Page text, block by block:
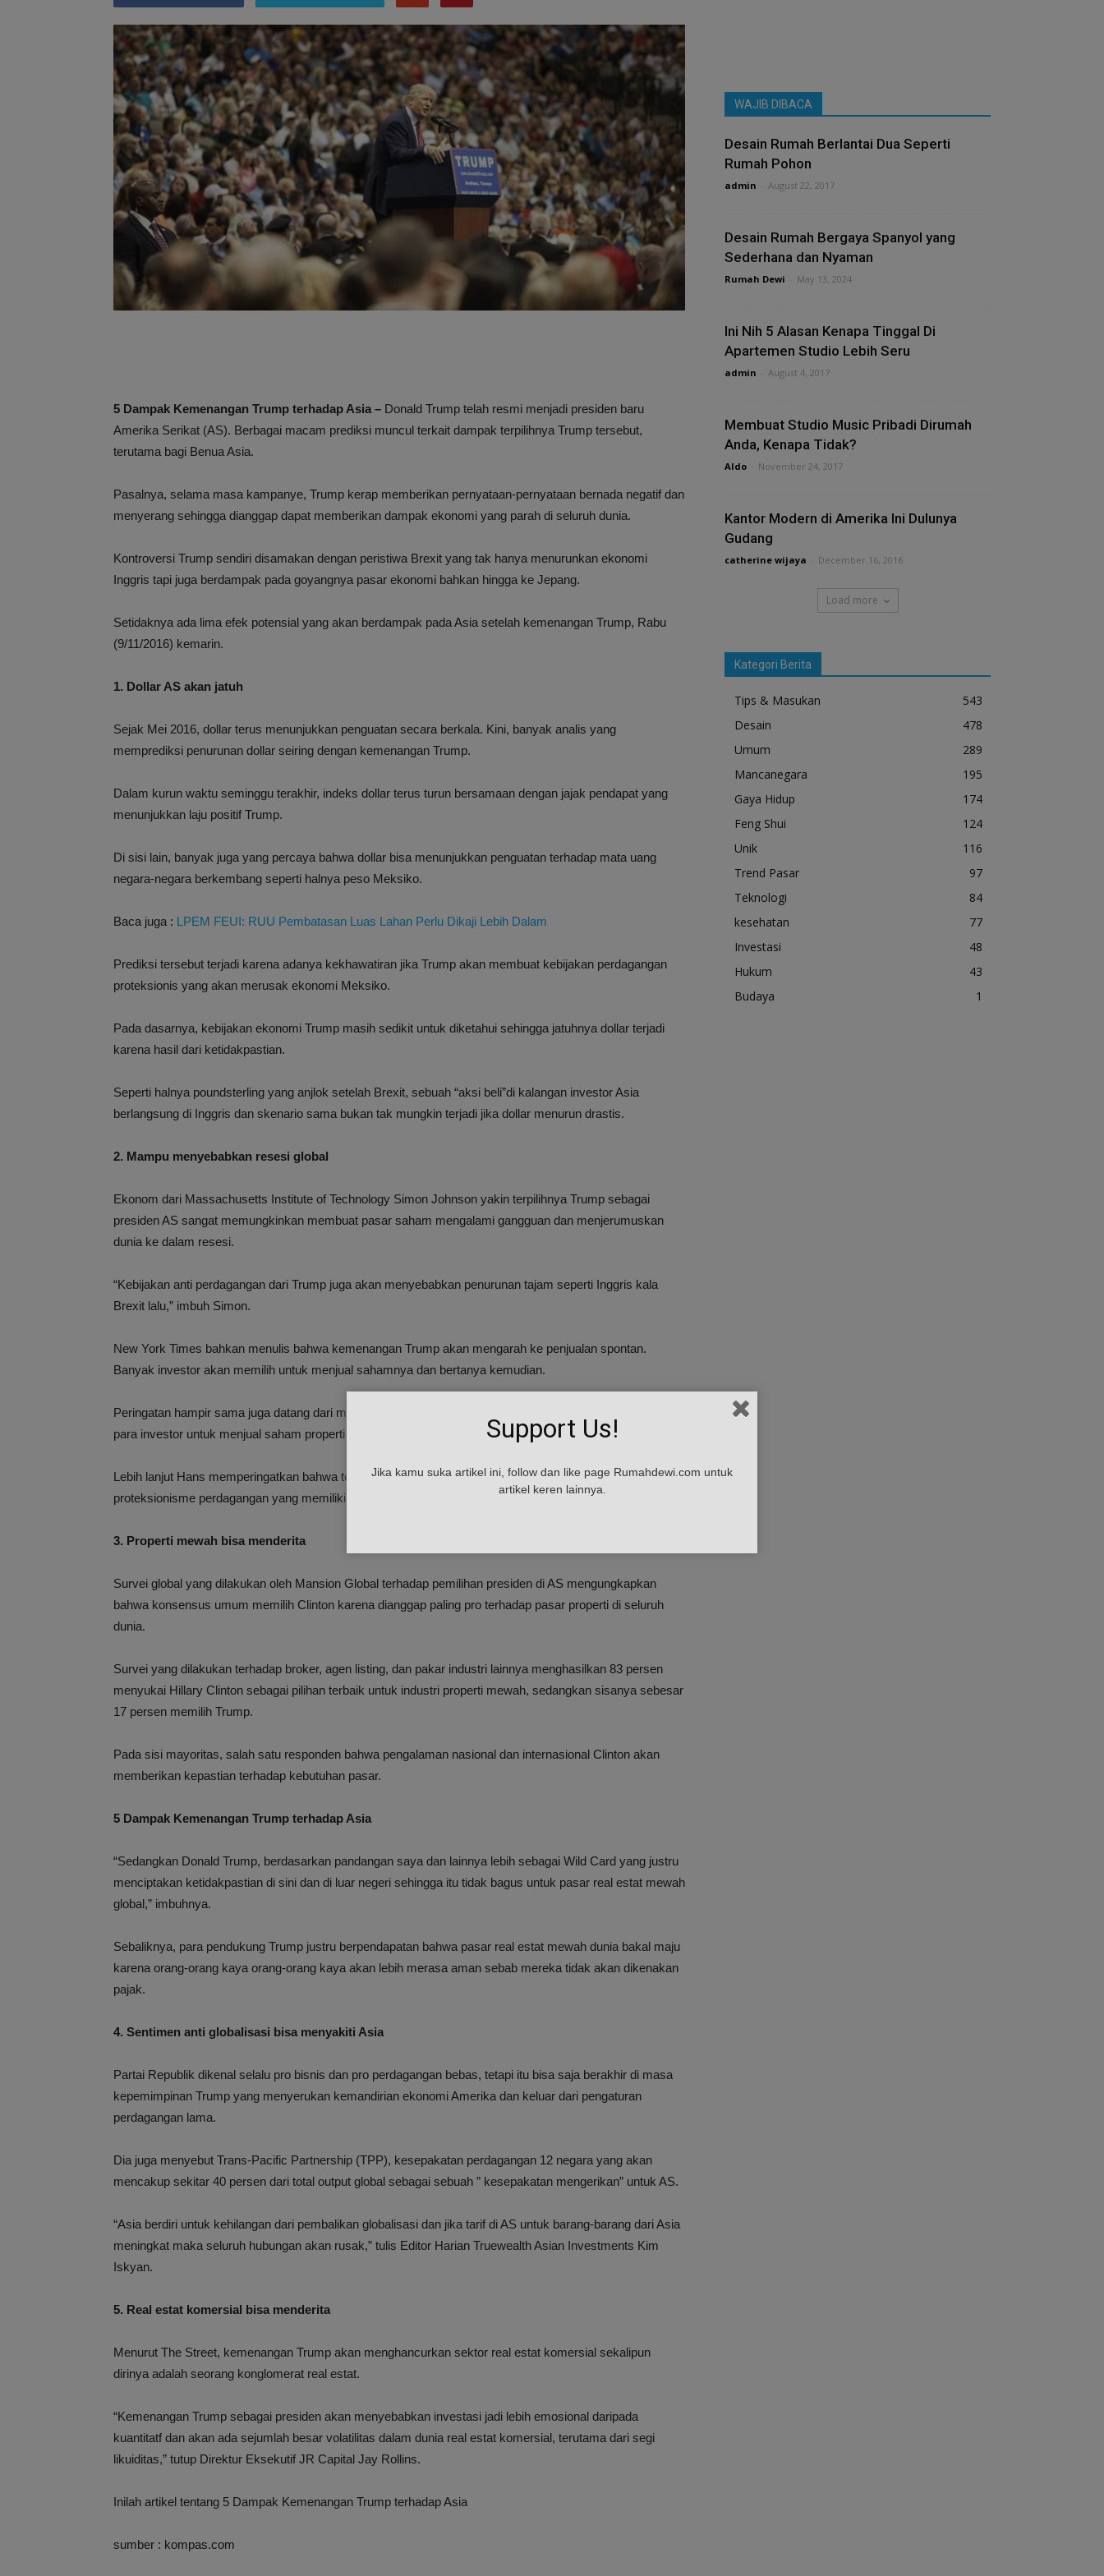
5 Dampak Kemenangan Trump terhadap Asia – Donald Trump telah resmi menjadi presiden baru
Amerika Serikat (AS). Berbagai macam prediksi muncul terkait dampak terpilihnya Trump tersebut,
terutama bagi Benua Asia.
Pasalnya, selama masa kampanye, Trump kerap memberikan pernyataan-pernyataan bernada negatif dan
menyerang sehingga dianggap dapat memberikan dampak ekonomi yang parah di seluruh dunia.
Kontroversi Trump sendiri disamakan dengan peristiwa Brexit yang tak hanya menurunkan ekonomi
Inggris tapi juga berdampak pada goyangnya pasar ekonomi bahkan hingga ke Jepang.
Setidaknya ada lima efek potensial yang akan berdampak pada Asia setelah kemenangan Trump, Rabu
(9/11/2016) kemarin.
1. Dollar AS akan jatuh
Sejak Mei 2016, dollar terus menunjukkan penguatan secara berkala. Kini, banyak analis yang
memprediksi penurunan dollar seiring dengan kemenangan Trump.
Dalam kurun waktu seminggu terakhir, indeks dollar terus turun bersamaan dengan jajak pendapat yang
menunjukkan laju positif Trump.
Di sisi lain, banyak juga yang percaya bahwa dollar bisa menunjukkan penguatan terhadap mata uang
negara-negara berkembang seperti halnya peso Meksiko.
Baca juga : LPEM FEUI: RUU Pembatasan Luas Lahan Perlu Dikaji Lebih Dalam
Prediksi tersebut terjadi karena adanya kekhawatiran jika Trump akan membuat kebijakan perdagangan
proteksionis yang akan merusak ekonomi Meksiko.
Pada dasarnya, kebijakan ekonomi Trump masih sedikit untuk diketahui sehingga jatuhnya dollar terjadi
karena hasil dari ketidakpastian.
Seperti halnya poundsterling yang anjlok setelah Brexit, sebuah “aksi beli”di kalangan investor Asia
berlangsung di Inggris dan skenario sama bukan tak mungkin terjadi jika dollar menurun drastis.
2. Mampu menyebabkan resesi global
Ekonom dari Massachusetts Institute of Technology Simon Johnson yakin terpilihnya Trump sebagai
presiden AS sangat memungkinkan membuat pasar saham mengalami gangguan dan menjerumuskan
dunia ke dalam resesi.
“Kebijakan anti perdagangan dari Trump juga akan menyebabkan penurunan tajam seperti Inggris kala
Brexit lalu,” imbuh Simon.
New York Times bahkan menulis bahwa kemenangan Trump akan mengarah ke penjualan spontan.
Banyak investor akan memilih untuk menjual sahamnya dan bertanya kemudian.
Peringatan hampir sama juga datang dari manager dana pensiun Belanda Hans Op’t Veld menyarankan
para investor untuk menjual saham properti Hongkong menyusul kemenangan Trump.
Lebih lanjut Hans memperingatkan bahwa terpilihnya Trump sebagai Presiden AS bisa menyebabkan
proteksionisme perdagangan yang memiliki dampak lebih besar terhadap dunia.
3. Properti mewah bisa menderita
Survei global yang dilakukan oleh Mansion Global terhadap pemilihan presiden di AS mengungkapkan
bahwa konsensus umum memilih Clinton karena dianggap paling pro terhadap pasar properti di seluruh
dunia.
Survei yang dilakukan terhadap broker, agen listing, dan pakar industri lainnya menghasilkan 83 persen
menyukai Hillary Clinton sebagai pilihan terbaik untuk industri properti mewah, sedangkan sisanya sebesar
17 persen memilih Trump.
Pada sisi mayoritas, salah satu responden bahwa pengalaman nasional dan internasional Clinton akan
memberikan kepastian terhadap kebutuhan pasar.
5 Dampak Kemenangan Trump terhadap Asia
“Sedangkan Donald Trump, berdasarkan pandangan saya dan lainnya lebih sebagai Wild Card yang justru
menciptakan ketidakpastian di sini dan di luar negeri sehingga itu tidak bagus untuk pasar real estat mewah
global,” imbuhnya.
Sebaliknya, para pendukung Trump justru berpendapatan bahwa pasar real estat mewah dunia bakal maju
karena orang-orang kaya orang-orang kaya akan lebih merasa aman sebab mereka tidak akan dikenakan
pajak.
4. Sentimen anti globalisasi bisa menyakiti Asia
Partai Republik dikenal selalu pro bisnis dan pro perdagangan bebas, tetapi itu bisa saja berakhir di masa
kepemimpinan Trump yang menyerukan kemandirian ekonomi Amerika dan keluar dari pengaturan
perdagangan lama.
Dia juga menyebut Trans-Pacific Partnership (TPP), kesepakatan perdagangan 12 negara yang akan
mencakup sekitar 40 persen dari total output global sebagai sebuah ” kesepakatan mengerikan” untuk AS.
“Asia berdiri untuk kehilangan dari pembalikan globalisasi dan jika tarif di AS untuk barang-barang dari Asia
meningkat maka seluruh hubungan akan rusak,” tulis Editor Harian Truewealth Asian Investments Kim
Iskyan.
5. Real estat komersial bisa menderita
Menurut The Street, kemenangan Trump akan menghancurkan sektor real estat komersial sekalipun
dirinya adalah seorang konglomerat real estat.
“Kemenangan Trump sebagai presiden akan menyebabkan investasi jadi lebih emosional daripada
kuantitatf dan akan ada sejumlah besar volatilitas dalam dunia real estat komersial, terutama dari segi
likuiditas,” tutup Direktur Eksekutif JR Capital Jay Rollins.
Inilah artikel tentang 5 Dampak Kemenangan Trump terhadap Asia
sumber : kompas.com
WAJIB DIBACA
Desain Rumah Berlantai Dua Seperti
Rumah Pohon
admin August 22, 2017
Desain Rumah Bergaya Spanyol yang
Sederhana dan Nyaman
Rumah Dewi May 13, 2024
Ini Nih 5 Alasan Kenapa Tinggal Di
Apartemen Studio Lebih Seru
admin August 4, 2017
Membuat Studio Music Pribadi Dirumah
Anda, Kenapa Tidak?
Aldo November 24, 2017
Kantor Modern di Amerika Ini Dulunya
Gudang
catherine wijaya December 16, 2016
Load more
Kategori Berita
Tips & Masukan
543
Desain
478
Umum
289
Mancanegara
195
Gaya Hidup
174
Feng Shui
124
Unik
116
Trend Pasar
97
Teknologi
84
kesehatan
77
Investasi
48
Hukum
43
Budaya
1
Support Us!
Jika kamu suka artikel ini, follow dan like page Rumahdewi.com untuk
artikel keren lainnya.